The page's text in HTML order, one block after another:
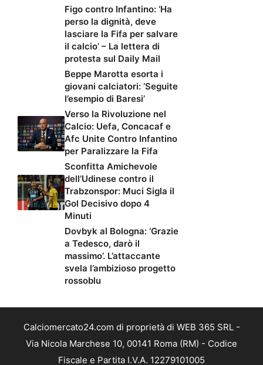
Figo contro Infantino: ‘Ha
perso la dignità, deve
lasciare la Fifa per salvare
il calcio’ – La lettera di
protesta sul Daily Mail
Beppe Marotta esorta i
giovani calciatori: ‘Seguite
l’esempio di Baresi’
Verso la Rivoluzione nel
Calcio: Uefa, Concacaf e
Afc Unite Contro Infantino
per Paralizzare la Fifa
Sconfitta Amichevole
dell’Udinese contro il
Trabzonspor: Muci Sigla il
Gol Decisivo dopo 4
Minuti
Dovbyk al Bologna: ‘Grazie
a Tedesco, darò il
massimo’. L’attaccante
svela l’ambizioso progetto
rossoblu
Calciomercato24.com di proprietà di WEB 365 SRL -
Via Nicola Marchese 10, 00141 Roma (RM) - Codice
Fiscale e Partita I.V.A. 12279101005